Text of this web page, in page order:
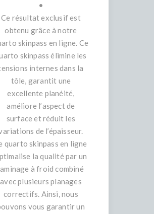
•
Ce résultat exclusif est
obtenu grâce à notre
skinpass en ligne. Ce
skinpass élimine les
internes dans la
tôle, garantit une
excellente planéité,
améliore l’aspect de
surface et réduit les
de l’épaisseur.
quarto skinpass en ligne
la qualité par un
à froid combiné
avec plusieurs planages
correctifs. Ainsi, nous
vous garantir un